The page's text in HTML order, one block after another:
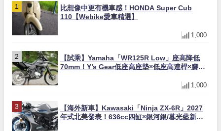
比想像中更有機車感！HONDA Super Cub
110【Webike愛車精選】
1,000
【試乘】Yamaha「WR125R Low」座高降低
70mm！Y’s Gear低座高座墊×低座高連桿×腳踏
1,000
【海外新車】Kawasaki「Ninja ZX-6R」2027
年式北美發表！636cc四缸×銀河銀/暮光藍新色